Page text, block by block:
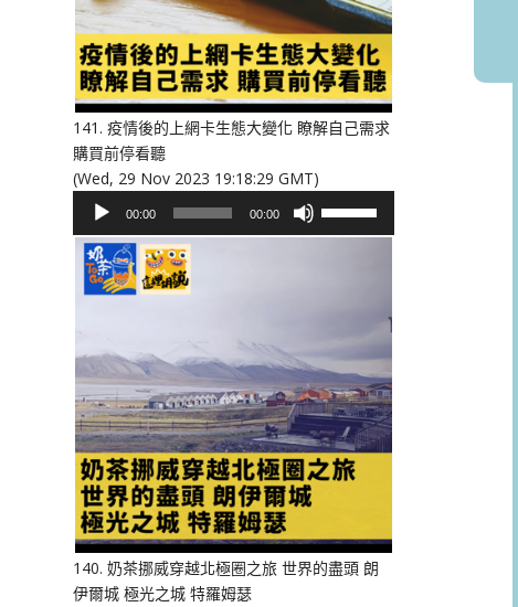
或
降
低
音
量。
141. 疫情後的上網卡生態大變化 瞭解自己需求
購買前停看聽
(Wed, 29 Nov 2023 19:18:29 GMT)
播
放
00:00 00:00
以
提
高
或
降
量。
140. 奶茶挪威穿越北極圈之旅 世界的盡頭 朗
伊爾城 極光之城 特羅姆瑟